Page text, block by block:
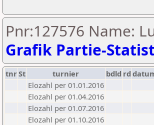
Pnr:127576 Name:
Grafik Partie-
tnrSt turnier bdld rd
Elozahl per 01.01.2016
Elozahl per 01.04.2016
Elozahl per 01.07.2016
Elozahl per 01.10.2016